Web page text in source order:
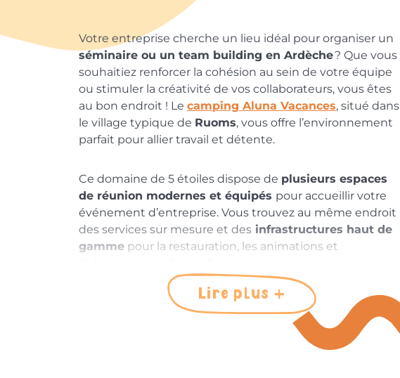
Votre entreprise cherche un lieu idéal pour organiser un
séminaire ou un team building en Ardèche? Que vous
souhaitiez renforcer la cohésion au sein de votre équipe
ou stimuler la créativité de vos collaborateurs, vous êtes
au bon endroit ! Le camping Aluna Vacances, situé dans
le village typique de Ruoms, vous offre l’environnement
parfait pour allier travail et détente.
Lire plus
Ce domaine de 5 étoiles dispose de plusieurs espaces
de réunion modernes et équipés pour accueillir votre
événement d’entreprise. Vous trouvez au même endroit
des services sur mesure et des infrastructures haut de
gamme pour la restauration, les animations et
Pour toutes informations ou demandes de devis, merci
en précisant votre
demande et vos besoins. Nous vous répondrons dans les